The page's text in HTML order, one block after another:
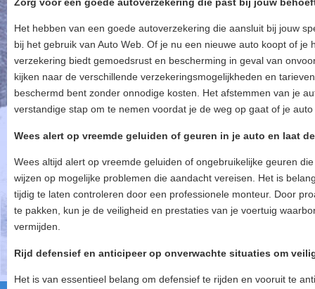
Het hebben van een goede autoverzekering die aansluit bij jouw
bij het gebruik van Auto Web. Of je nu een nieuwe auto koopt of
verzekering biedt gemoedsrust en bescherming in geval van
kijken naar de verschillende verzekeringsmogelijkheden en
beschermd bent zonder onnodige kosten. Het afstemmen van je
verstandige stap om te nemen voordat je de weg op gaat of je
Wees alert op vreemde geluiden of geuren in je auto en laat
Wees altijd alert op vreemde geluiden of ongebruikelijke geuren
wijzen op mogelijke problemen die aandacht vereisen. Het is
tijdig te laten controleren door een professionele monteur. Door
te pakken, kun je de veiligheid en prestaties van je voertuig
vermijden.
Rijd defensief en anticipeer op onverwachte situaties om
Het is van essentieel belang om defensief te rijden en vooruit te